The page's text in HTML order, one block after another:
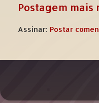
Postagem mais
Assinar: Postar